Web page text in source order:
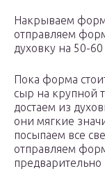
Накрываем
отправляем
духовку на 50-
Пока форма
сыр на крупной
достаем из
они мягкие
посыпаем все
отправляем